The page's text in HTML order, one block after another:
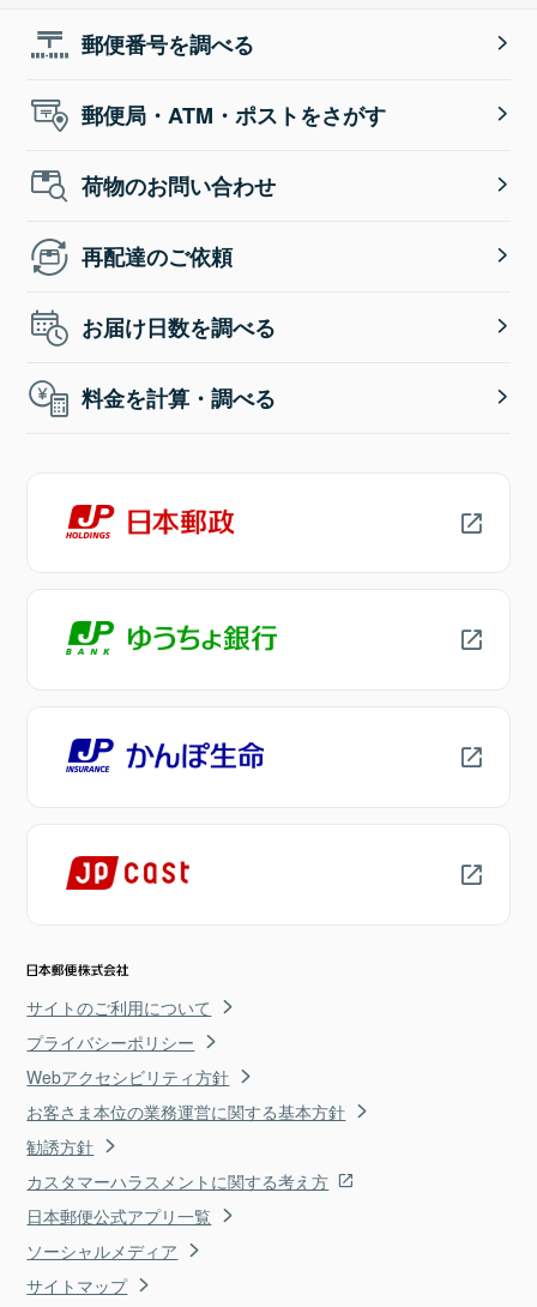
郵便番号を調べる
郵便局・ATM・ポストをさがす
荷物のお問い合わせ
再配達のご依頼
お届け日数を調べる
料金を計算・調べる
サイトのご利用について
プライバシーポリシー
Webアクセシビリティ方針
お客さま本位の業務運営に関する基本方針
勧誘方針
カスタマーハラスメントに関する考え方
日本郵便公式アプリ一覧
ソーシャルメディア
サイトマップ